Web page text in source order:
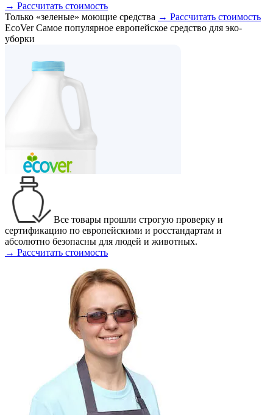
→ Рассчитать стоимость
Только «зеленые» моющие средства → Рассчитать стоимость
EcoVer Самое популярное европейское средство для эко-
уборки
Все товары прошли строгую проверку и
сертификацию по европейскими и росстандартам и
абсолютно безопасны для людей и животных.
→ Рассчитать стоимость